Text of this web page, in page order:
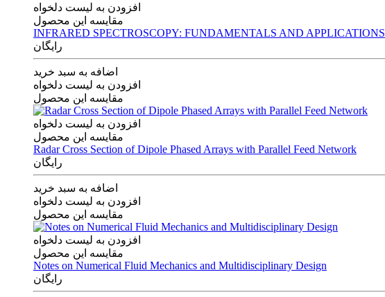
افزودن به لیست دلخواه
مقایسه این محصول
INFRARED SPECTROSCOPY: FUNDAMENTALS AND APPLICATIONS
رایگان
اضافه به سبد خرید
افزودن به لیست دلخواه
مقایسه این محصول
افزودن به لیست دلخواه
مقایسه این محصول
Radar Cross Section of Dipole Phased Arrays with Parallel Feed Network
رایگان
اضافه به سبد خرید
افزودن به لیست دلخواه
مقایسه این محصول
افزودن به لیست دلخواه
مقایسه این محصول
Notes on Numerical Fluid Mechanics and Multidisciplinary Design
رایگان